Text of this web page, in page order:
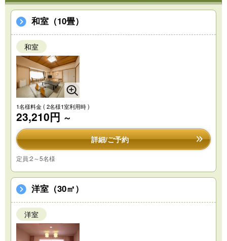
和室（10畳）
和室
1名様料金( 2名様1室利用時 )
23,210円 ～
詳細/ご予約
定員:2～5名様
洋室（30㎡）
洋室